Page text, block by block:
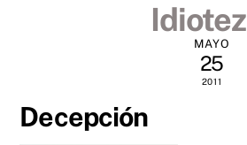
Idiotez
MAYO
25
2011
Decepción